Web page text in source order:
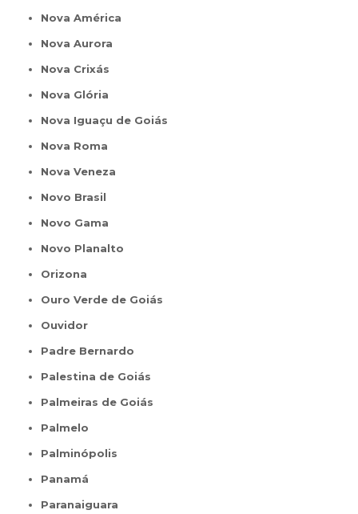
Nova América
Nova Aurora
Nova Crixás
Nova Glória
Nova Iguaçu de Goiás
Nova Roma
Nova Veneza
Novo Brasil
Novo Gama
Novo Planalto
Orizona
Ouro Verde de Goiás
Ouvidor
Padre Bernardo
Palestina de Goiás
Palmeiras de Goiás
Palmelo
Palminópolis
Panamá
Paranaiguara